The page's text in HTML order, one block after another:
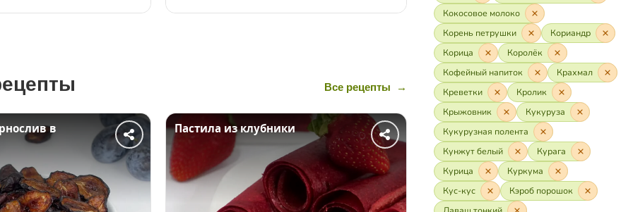
Все рецепты →
в
Пастила из клубники Пастила из томатов
Кокосовое молоко
Корень петрушки
Кориандр
Корица
Королёк
Кофейный напиток
Крахмал
Креветки
Кролик
Крыжовник
Кукуруза
Кукурузная полента
Кунжут белый
Курага
Курица
Куркума
Кус-кус
Кэроб порошок